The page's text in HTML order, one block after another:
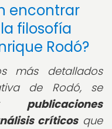
encontrar
filosofía
Rodó?
más detallados
de Rodó, se
publicaciones
críticosque